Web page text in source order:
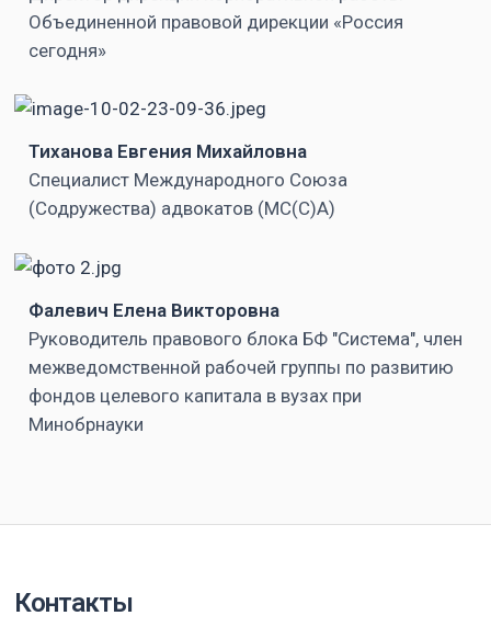
Объединенной правовой дирекции «Россия
сегодня»
Тиханова Евгения Михайловна
Специалист Международного Союза
(Содружества) адвокатов (МС(С)А)
Фалевич Елена Викторовна
Руководитель правового блока БФ "Система", член
межведомственной рабочей группы по развитию
фондов целевого капитала в вузах при
Минобрнауки
Контакты